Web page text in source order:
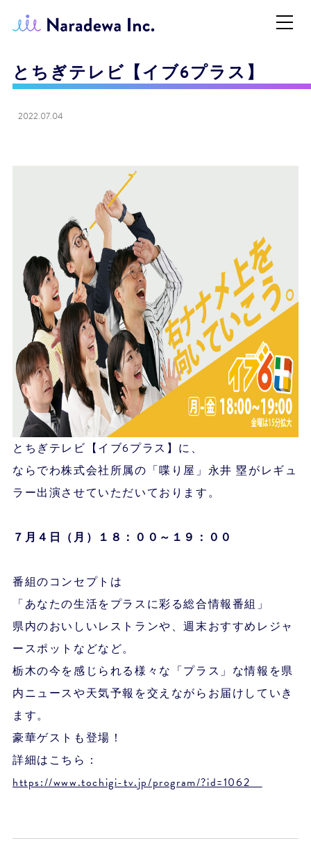
とちぎテレビ【イブ6プラス】
2022.07.04
とちぎテレビ【イブ6プラス】に、
ならでわ株式会社所属の「喋り屋」永井 塁がレギュ
ラー出演させていただいております。
７月４ 日（月）１８：００～１９：００
番組のコンセプトは
「あなたの生活をプラスに彩る総合情報番組」
県内のおいしいレストランや、週末おすすめレジャ
ースポットなどなど。
栃木の今を感じられる様々な「プラス」な情報を県
内ニュースや天気予報を交えながらお届けしていき
ます。
豪華ゲストも登場！
詳細はこちら：
https://www.tochigi-tv.jp/program/?id=1062